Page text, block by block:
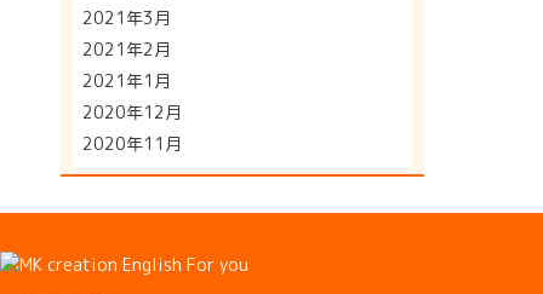
2021年3月
2021年2月
2021年1月
2020年12月
2020年11月